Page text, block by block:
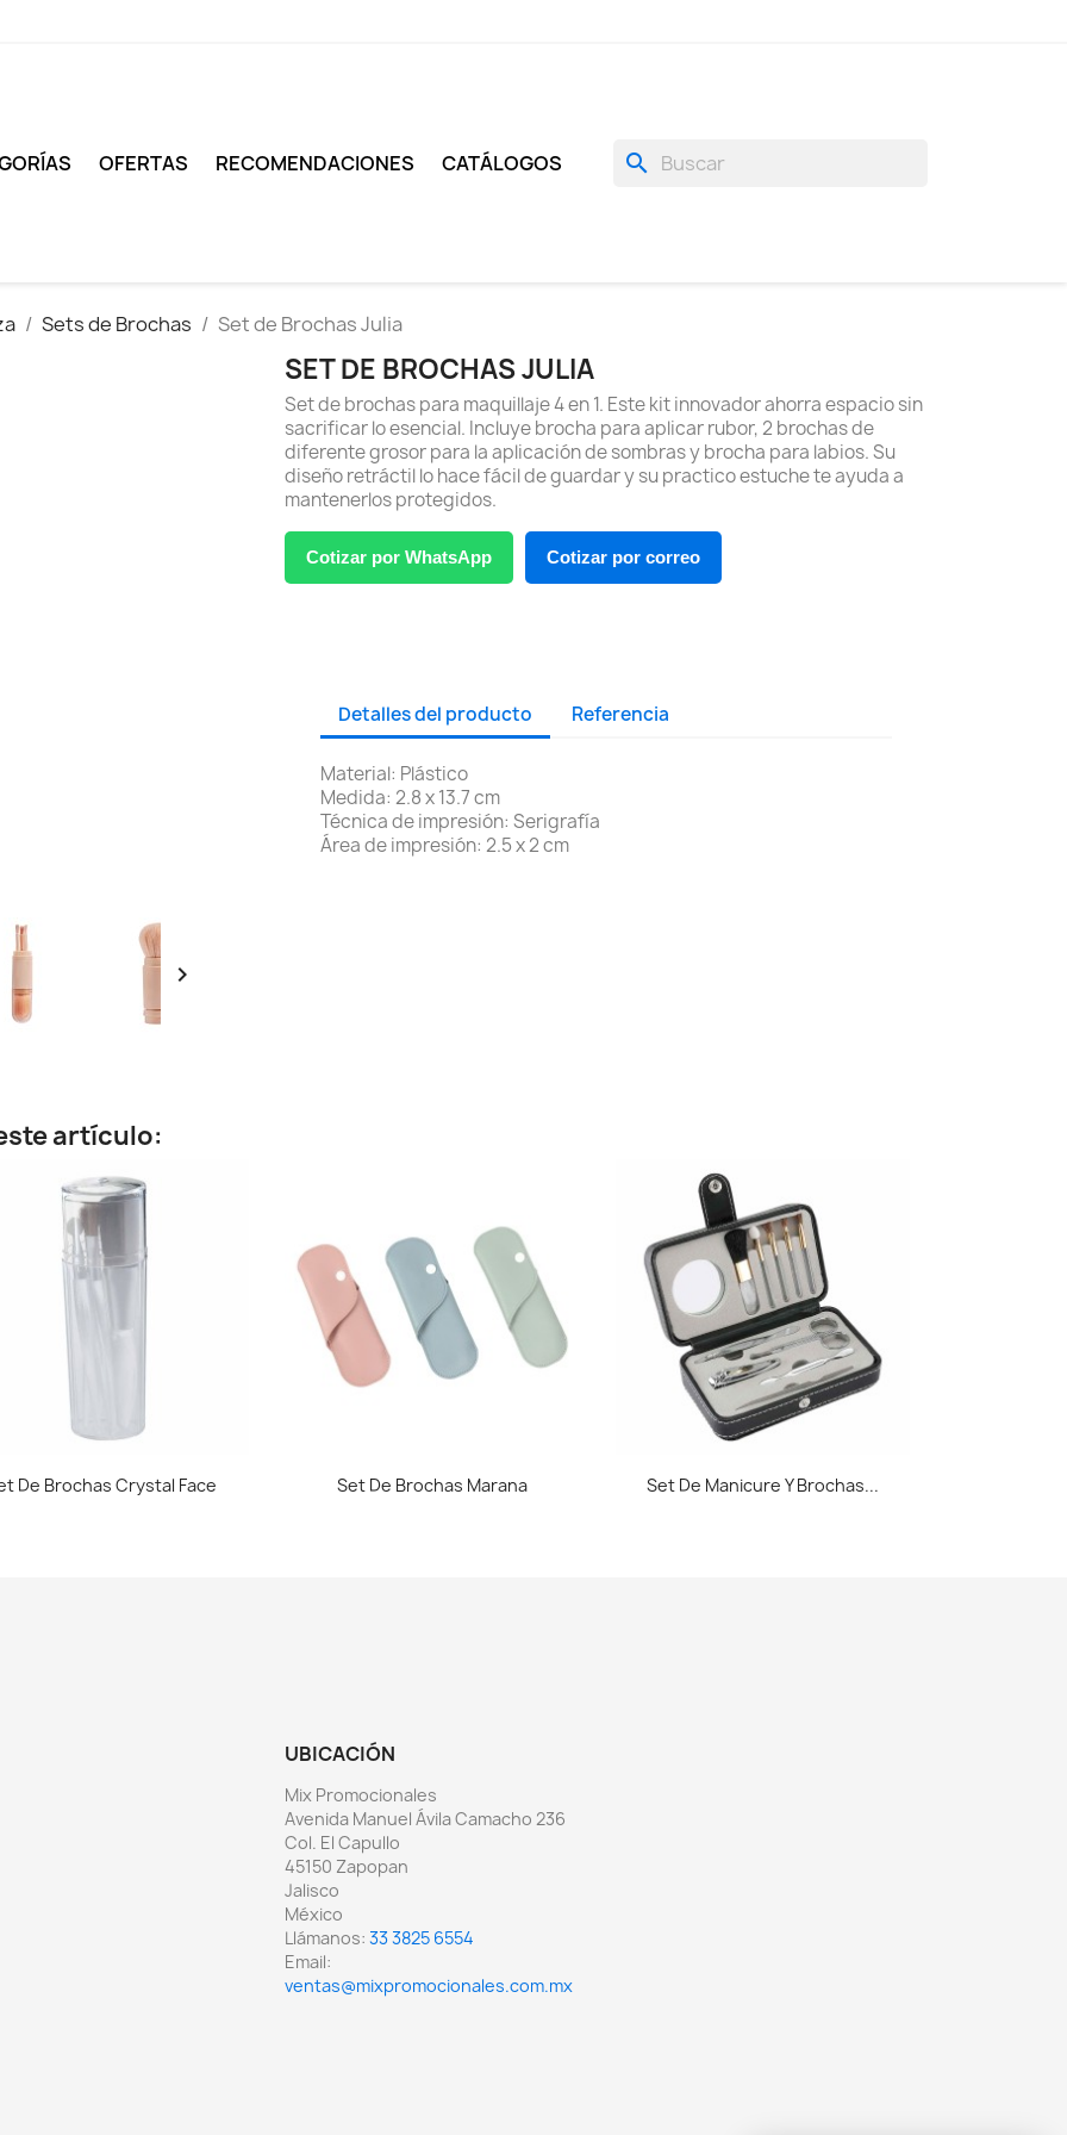
OFERTAS RECOMENDACIONES CATÁLOGOS search
Sets de Brochas Set de Brochas Julia

SET DE BROCHAS JULIA
Set de brochas para maquillaje 4 en 1. Este kit innovador ahorra espacio sin
sacrificar lo esencial. Incluye brocha para aplicar rubor, 2 brochas de
diferente grosor para la aplicación de sombras y brocha para labios. Su
diseño retráctil lo hace fácil de guardar y su practico estuche te ayuda a
mantenerlos protegidos.
Cotizar por WhatsApp Cotizar por correo
Detalles del producto Referencia
Material: Plástico
Medida: 2.8 x 13.7 cm
Técnica de impresión: Serigrafía
Área de impresión: 2.5 x 2 cm
artículo:
Vista rápida
De Brochas Crystal Face Vista rápida
Set De Brochas Marana Vista rápida
Set De Manicure Y Brochas...
UBICACIÓN
Mix Promocionales
Avenida Manuel Ávila Camacho 236
Col. El Capullo
45150 Zapopan
Jalisco
México
Llámanos: 33 3825 6554
Email:
ventas@mixpromocionales.com.mx